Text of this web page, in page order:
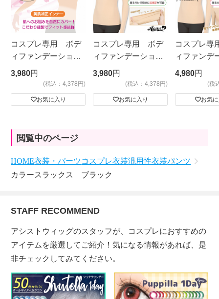
コスプレ専用 ボデ
ィファンデーショ
ン メッシュタイプ
3,980円
(税込：4,378円)
お気に入り
コスプレ専用 ボデ
ィファンデーショ
ン ノーマルタイ
プ ベージュ
3,980円
(税込：4,378円)
お気に入り
コスプレ
ィファンデ
ン 胸あり
4,980円
(税
お気
閲覧中のページ
HOME衣装・パーツコスプレ衣装汎用性衣装パンツ
カラースラックス ブラック
STAFF RECOMMEND
アシストウィッグのスタッフが、コスプレにおすすめの
アイテムを厳選してご紹介！気になる情報があれば、是
非チェックしてみてください。